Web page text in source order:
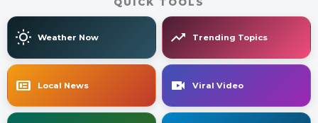
Weather Now Trending Topics
Local News Viral Video